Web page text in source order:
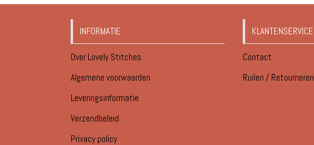
INFORMATIE
Over Lovely Stitches
Algemene voorwaarden
Leveringsinformatie
Verzendbeleid
Privacy policy
KLANTENSERVICE
Contact
Ruilen / Retourneren